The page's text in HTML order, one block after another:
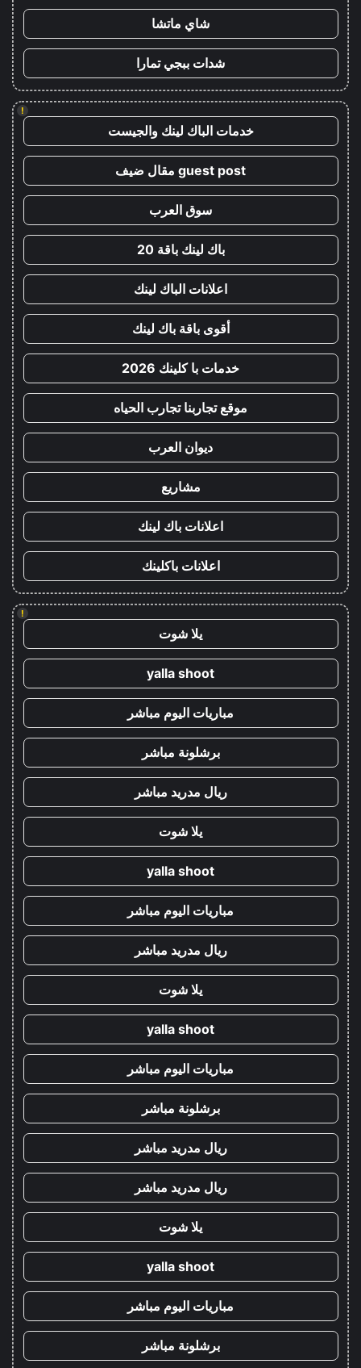
شاي ماتشا
شدات ببجي تمارا
!
خدمات الباك لينك والجيست
guest post مقال ضيف
سوق العرب
باك لينك باقة 20
اعلانات الباك لينك
أقوى باقة باك لينك
خدمات با كلينك 2026
موقع تجاربنا تجارب الحياه
ديوان العرب
مشاريع
اعلانات باك لينك
اعلانات باكلينك
!
يلا شوت
yalla shoot
مباريات اليوم مباشر
برشلونة مباشر
ريال مدريد مباشر
يلا شوت
yalla shoot
مباريات اليوم مباشر
ريال مدريد مباشر
يلا شوت
yalla shoot
مباريات اليوم مباشر
برشلونة مباشر
ريال مدريد مباشر
ريال مدريد مباشر
يلا شوت
yalla shoot
مباريات اليوم مباشر
برشلونة مباشر